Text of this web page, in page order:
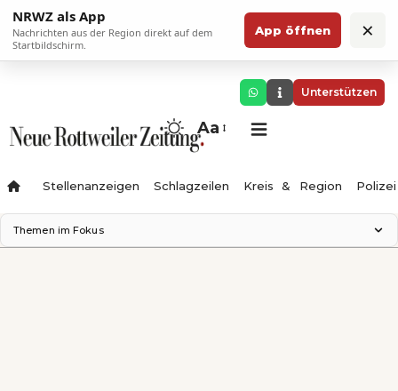
NRWZ als App
Nachrichten aus der Region direkt auf dem
Startbildschirm.
App öffnen ×
Unterstützen
Aa
Stellenanzeigen Schlagzeilen Kreis & Region Polizei
Themen im Fokus